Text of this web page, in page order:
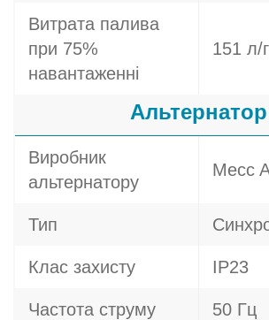
Витрата палива
при 75%
навантаженні
151 л/
Альтернатор
Виробник
альтернатору
Mecc
Тип
Клас захисту IP23
Частота струму 50 Гц